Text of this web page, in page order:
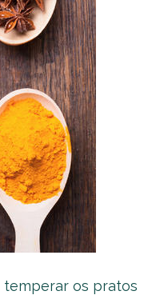
temperar os pratos